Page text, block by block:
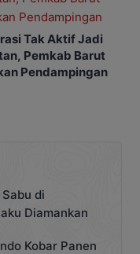
Tak Aktif Jadi
Pemkab Barut
Pendampingan
di
Diamankan
Kobar Panen